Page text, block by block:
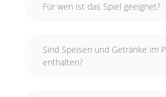
Für wen ist das Spiel geeignet?
Sind Speisen und Getränke im
enthalten?